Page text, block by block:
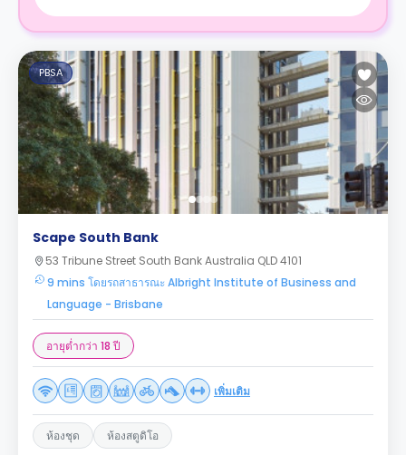
PBSA
Scape South Bank
53 Tribune Street South Bank Australia QLD 4101
9 mins โดยรถสาธารณะ Albright Institute of Business and
Language - Brisbane
อายุต่ำกว่า 18 ปี
เพิ่มเติม
ห้องชุด ห้องสตูดิโอ